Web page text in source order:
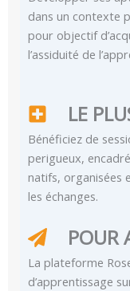
dans un contexte
pour objectif
l’assiduité de
LE
Bénéficiez de
perigueux,
natifs, organisées
les échanges.
POUR
La plateforme
d’apprentissage